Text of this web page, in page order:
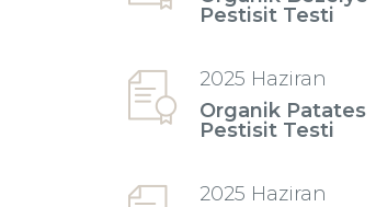
Pestisit Testi
2025 Haziran
Organik Patates
Pestisit Testi
2025 Haziran